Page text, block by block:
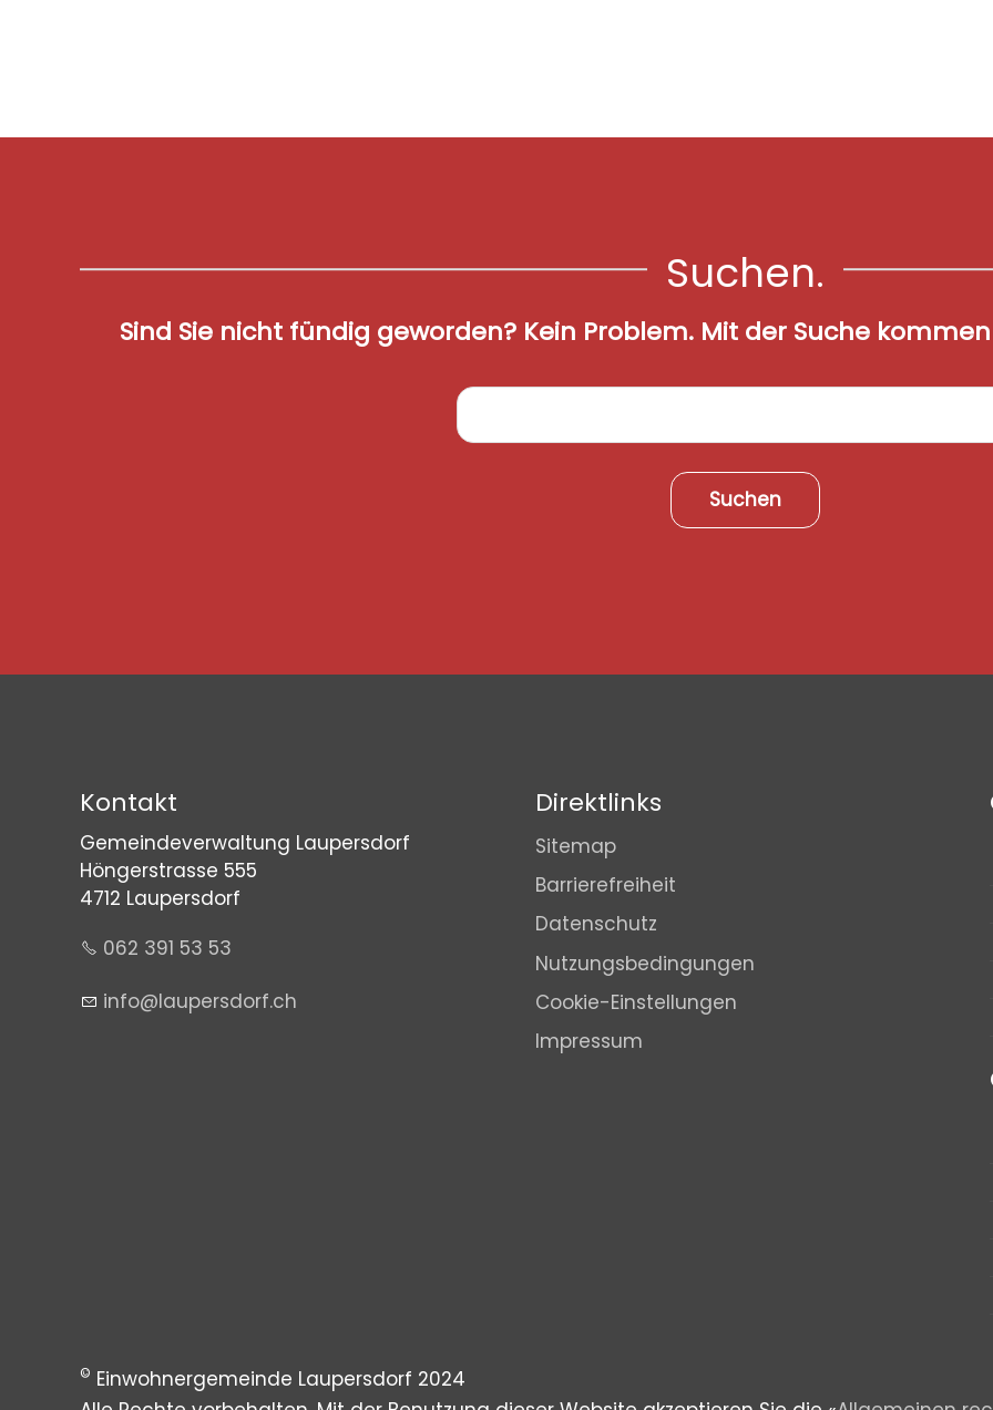
Suchen.
Sind Sie nicht fündig geworden? Kein Problem. Mit der Suche
Suchen
Kontakt
Gemeindeverwaltung Laupersdorf
Höngerstrasse 555
4712 Laupersdorf
062 391 53 53
nf
l p rsd rf ch
Direktlinks
Sitemap
Barrierefreiheit
Datenschutz
Nutzungsbedingungen
Cookie-Einstellungen
Impressum
© Einwohnergemeinde Laupersdorf 2024